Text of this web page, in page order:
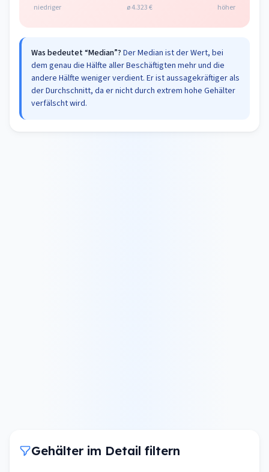
niedriger ø 4.323 € höher
Was bedeutet “Median”? Der Median ist der Wert, bei
dem genau die Hälfte aller Beschäftigten mehr und die
andere Hälfte weniger verdient. Er ist aussagekräftiger als
der Durchschnitt, da er nicht durch extrem hohe Gehälter
verfälscht wird.
Gehälter im Detail filtern